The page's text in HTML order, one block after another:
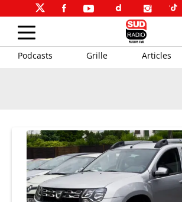
Podcasts Grille Articles